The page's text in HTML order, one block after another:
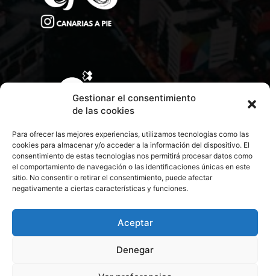
Gestionar el consentimiento
de las cookies
Para ofrecer las mejores experiencias, utilizamos tecnologías como las
cookies para almacenar y/o acceder a la información del dispositivo. El
consentimiento de estas tecnologías nos permitirá procesar datos como
el comportamiento de navegación o las identificaciones únicas en este
sitio. No consentir o retirar el consentimiento, puede afectar
negativamente a ciertas características y funciones.
Aceptar
Denegar
CONTACTA CON NOSOTROS